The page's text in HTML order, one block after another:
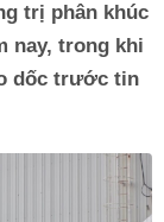
trị phân khúc
nay, trong khi
dốc trước tin